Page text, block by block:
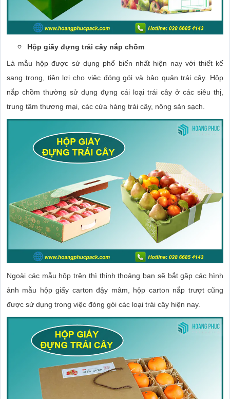
Hộp giấy đựng trái cây nắp chồm
Là mẫu hộp được sử dụng phổ biến nhất hiện nay với thiết kế
sang trọng, tiện lợi cho việc đóng gói và bảo quản trái cây. Hộp
nắp chồm thường sử dụng đựng cái loại trái cây ở các siêu thị,
trung tâm thương mại, các cửa hàng trái cây, nông sản sạch.
Ngoài các mẫu hộp trên thì thỉnh thoảng bạn sẽ bắt gặp các hình
ảnh mẫu hộp giấy carton đậy mâm, hộp carton nắp trượt cũng
được sử dụng trong việc đóng gói các loại trái cây hiện nay.